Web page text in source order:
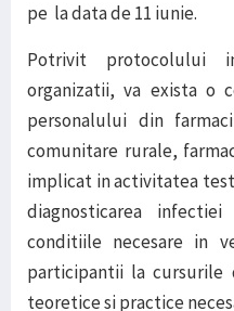
pe la data de 11 iunie.
Potrivit protocolului
organizatii, va exista o
personalului din
comunitare rurale,
implicat in activitatea
diagnosticarea infectiei
conditiile necesare in
participantii la
teoretice si practice